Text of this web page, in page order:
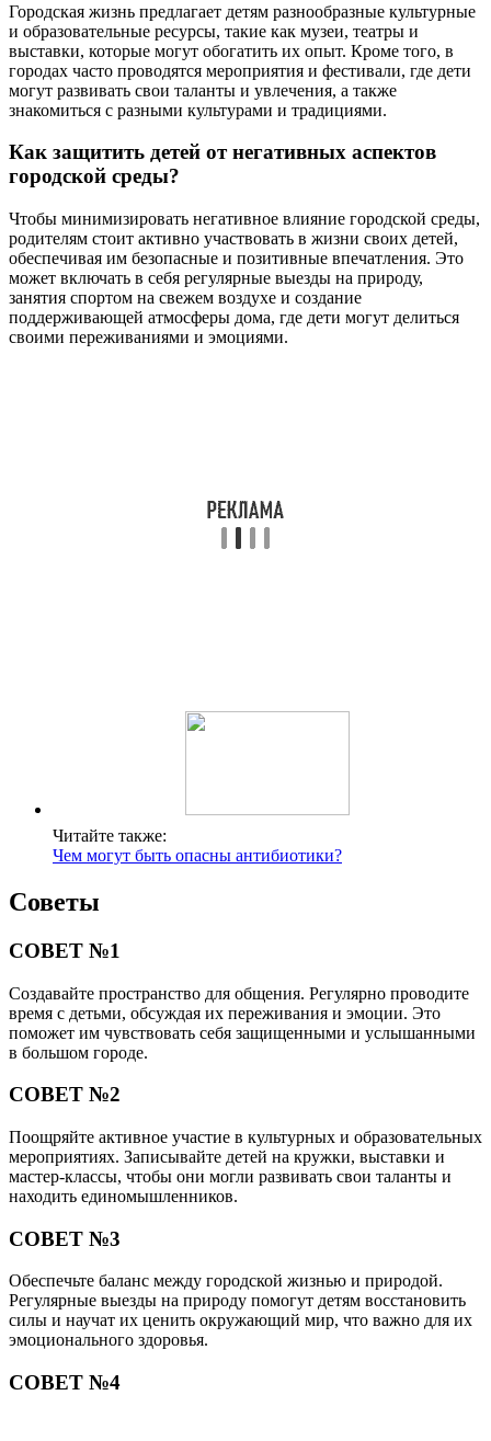
Городская жизнь предлагает детям разнообразные культурные
и образовательные ресурсы, такие как музеи, театры и
выставки, которые могут обогатить их опыт. Кроме того, в
городах часто проводятся мероприятия и фестивали, где дети
могут развивать свои таланты и увлечения, а также
знакомиться с разными культурами и традициями.
Как защитить детей от негативных аспектов
городской среды?
Чтобы минимизировать негативное влияние городской среды,
родителям стоит активно участвовать в жизни своих детей,
обеспечивая им безопасные и позитивные впечатления. Это
может включать в себя регулярные выезды на природу,
занятия спортом на свежем воздухе и создание
поддерживающей атмосферы дома, где дети могут делиться
своими переживаниями и эмоциями.
Читайте также:
Чем могут быть опасны антибиотики?
Советы
СОВЕТ №1
Создавайте пространство для общения. Регулярно проводите
время с детьми, обсуждая их переживания и эмоции. Это
поможет им чувствовать себя защищенными и услышанными
в большом городе.
СОВЕТ №2
Поощряйте активное участие в культурных и образовательных
мероприятиях. Записывайте детей на кружки, выставки и
мастер-классы, чтобы они могли развивать свои таланты и
находить единомышленников.
СОВЕТ №3
Обеспечьте баланс между городской жизнью и природой.
Регулярные выезды на природу помогут детям восстановить
силы и научат их ценить окружающий мир, что важно для их
эмоционального здоровья.
СОВЕТ №4